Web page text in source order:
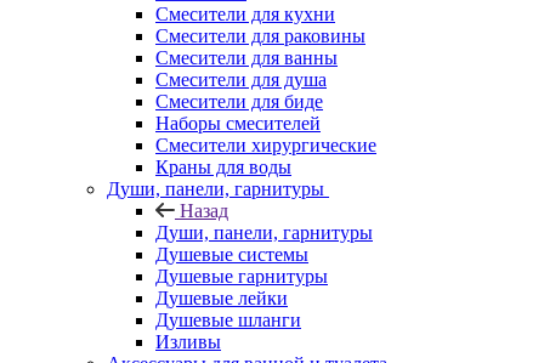
Смесители для кухни
Смесители для раковины
Смесители для ванны
Смесители для душа
Смесители для биде
Наборы смесителей
Смесители хирургические
Краны для воды
Души, панели, гарнитуры
Назад
Души, панели, гарнитуры
Душевые системы
Душевые гарнитуры
Душевые лейки
Душевые шланги
Изливы